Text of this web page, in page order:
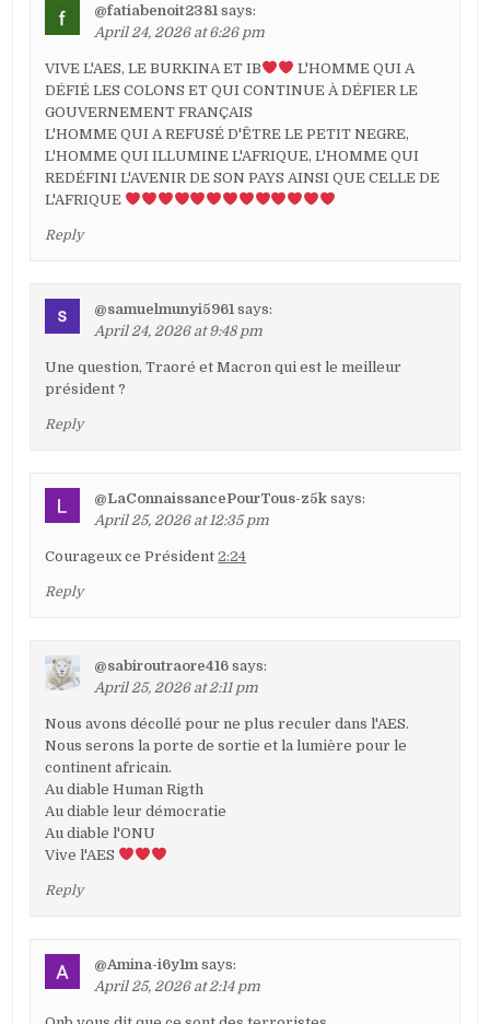
@fatiabenoit2381 says:
April 24, 2026 at 6:26 pm
VIVE L'AES, LE BURKINA ET IB
L'HOMME QUI A
DÉFIÉ LES COLONS ET QUI CONTINUE À DÉFIER LE
GOUVERNEMENT FRANÇAIS
L'HOMME QUI A REFUSÉ D'ÊTRE LE PETIT NEGRE,
L'HOMME QUI ILLUMINE L'AFRIQUE, L'HOMME QUI
REDÉFINI L'AVENIR DE SON PAYS AINSI QUE CELLE DE
L'AFRIQUE
Reply
@samuelmunyi5961 says:
April 24, 2026 at 9:48 pm
Une question, Traoré et Macron qui est le meilleur
président ?
Reply
@LaConnaissancePourTous-z5k says:
April 25, 2026 at 12:35 pm
Courageux ce Président2:24
Reply
@sabiroutraore416 says:
April 25, 2026 at 2:11 pm
Nous avons décollé pour ne plus reculer dans l'AES.
Nous serons la porte de sortie et la lumière pour le
continent africain.
Au diable Human Rigth
Au diable leur démocratie
Au diable l'ONU
Vive l'AES
Reply
@Amina-i6y1m says:
April 25, 2026 at 2:14 pm